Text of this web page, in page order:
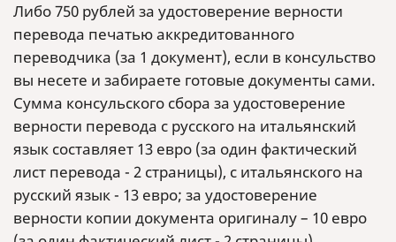
Либо 750 рублей за удостоверение верности
перевода печатью аккредитованного
переводчика (за 1 документ), если в консульство
вы несете и забираете готовые документы сами.
Сумма консульского сбора за удостоверение
верности перевода с русского на итальянский
язык составляет 13 евро (за один фактический
лист перевода - 2 страницы), с итальянского на
русский язык - 13 евро; за удостоверение
верности копии документа оригиналу – 10 евро